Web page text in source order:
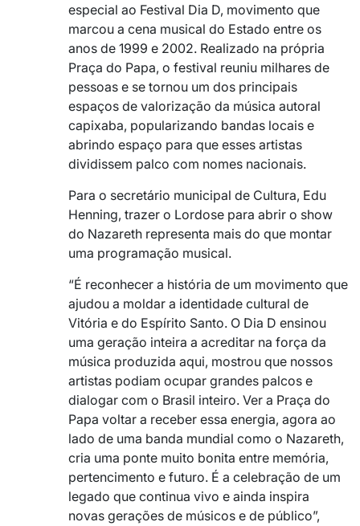
especial ao Festival Dia D, movimento que
marcou a cena musical do Estado entre os
anos de 1999 e 2002. Realizado na própria
Praça do Papa, o festival reuniu milhares de
pessoas e se tornou um dos principais
espaços de valorização da música autoral
capixaba, popularizando bandas locais e
abrindo espaço para que esses artistas
dividissem palco com nomes nacionais.
Para o secretário municipal de Cultura, Edu
Henning, trazer o Lordose para abrir o show
do Nazareth representa mais do que montar
uma programação musical.
“É reconhecer a história de um movimento que
ajudou a moldar a identidade cultural de
Vitória e do Espírito Santo. O Dia D ensinou
uma geração inteira a acreditar na força da
música produzida aqui, mostrou que nossos
artistas podiam ocupar grandes palcos e
dialogar com o Brasil inteiro. Ver a Praça do
Papa voltar a receber essa energia, agora ao
lado de uma banda mundial como o Nazareth,
cria uma ponte muito bonita entre memória,
pertencimento e futuro. É a celebração de um
legado que continua vivo e ainda inspira
novas gerações de músicos e de público”,